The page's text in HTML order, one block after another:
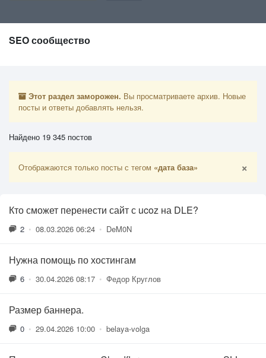
SEO сообщество
Этот раздел заморожен. Вы просматриваете архив. Новые
посты и ответы добавлять нельзя.
Найдено 19 345 постов
Отображаются только посты с тегом «дата база» ×
Кто сможет перенести сайт с ucoz на DLE?
2 • 08.03.2026 06:24 • DeM0N
Нужна помощь по хостингам
6 • 30.04.2026 08:17 • Федор Круглов
Размер баннера.
0 • 29.04.2026 10:00 • belaya-volga